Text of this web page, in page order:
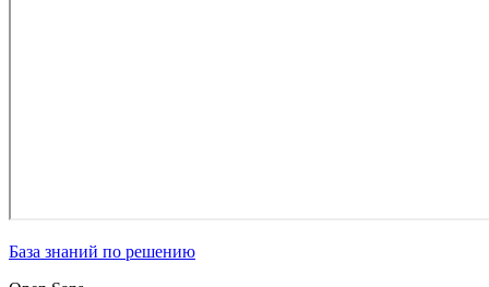
База знаний по решению